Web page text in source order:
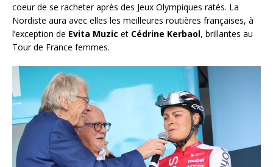
coeur de se racheter après des Jeux Olympiques ratés. La
Nordiste aura avec elles les meilleures routières françaises, à
l’exception de Evita Muzic et Cédrine Kerbaol, brillantes au
Tour de France femmes.